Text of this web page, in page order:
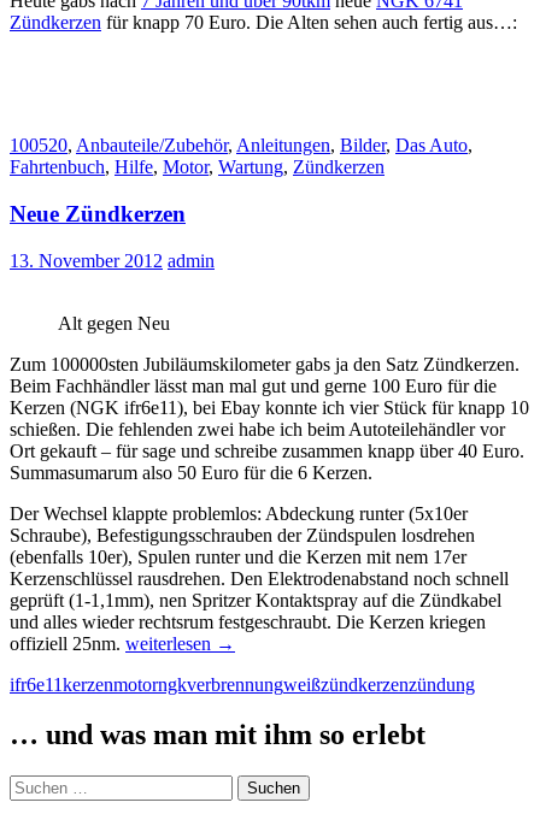
Zündkerzen für knapp 70 Euro. Die Alten sehen auch fertig aus…:
100520, Anbauteile/Zubehör, Anleitungen, Bilder, Das Auto,
Fahrtenbuch, Hilfe, Motor, Wartung, Zündkerzen
Neue Zündkerzen
13. November 2012 admin
Alt gegen Neu
Zum 100000sten Jubiläumskilometer gabs ja den Satz Zündkerzen.
Beim Fachhändler lässt man mal gut und gerne 100 Euro für die
Kerzen (NGK ifr6e11), bei Ebay konnte ich vier Stück für knapp 10
schießen. Die fehlenden zwei habe ich beim Autoteilehändler vor
Ort gekauft – für sage und schreibe zusammen knapp über 40 Euro.
Summasumarum also 50 Euro für die 6 Kerzen.
Der Wechsel klappte problemlos: Abdeckung runter (5x10er
Schraube), Befestigungsschrauben der Zündspulen losdrehen
(ebenfalls 10er), Spulen runter und die Kerzen mit nem 17er
Kerzenschlüssel rausdrehen. Den Elektrodenabstand noch schnell
geprüft (1-1,1mm), nen Spritzer Kontaktspray auf die Zündkabel
und alles wieder rechtsrum festgeschraubt. Die Kerzen kriegen
offiziell 25nm. Neue
weiterlesen →
ifr6e11kerzenmotorngkverbrennungweißzündkerzenzündung
… und was man mit ihm so erlebt
Suchen
nach: